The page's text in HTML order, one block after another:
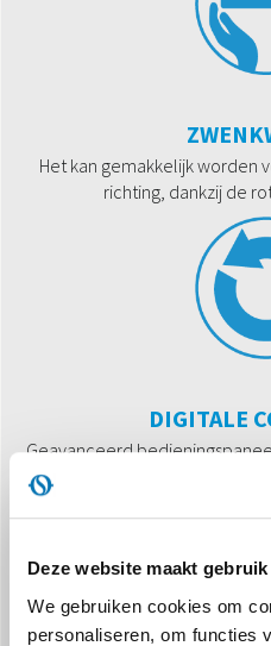
Deze website maakt
We gebruiken cookies om
personaliseren, om functies
Het kan gemakkelijk worden
richting, dankzij de
DIGITALE
Geavanceerd